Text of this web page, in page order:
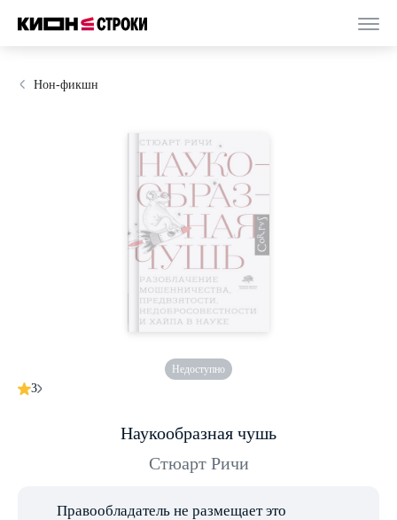
Нон-фикшн
Недоступно
3
Наукообразная чушь
Стюарт Ричи
Правообладатель не размещает это